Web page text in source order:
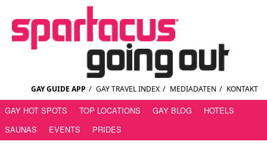
GAY GUIDE APP / GAY TRAVEL INDEX / MEDIADATEN / KONTAKT
GAY HOT SPOTS TOP LOCATIONS GAY BLOG
HOTELS
SAUNAS
EVENTS PRIDES